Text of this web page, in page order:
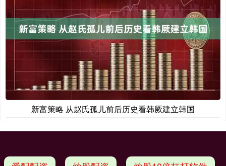
新富策略 从赵氏孤儿前后历史看韩厥建立韩国